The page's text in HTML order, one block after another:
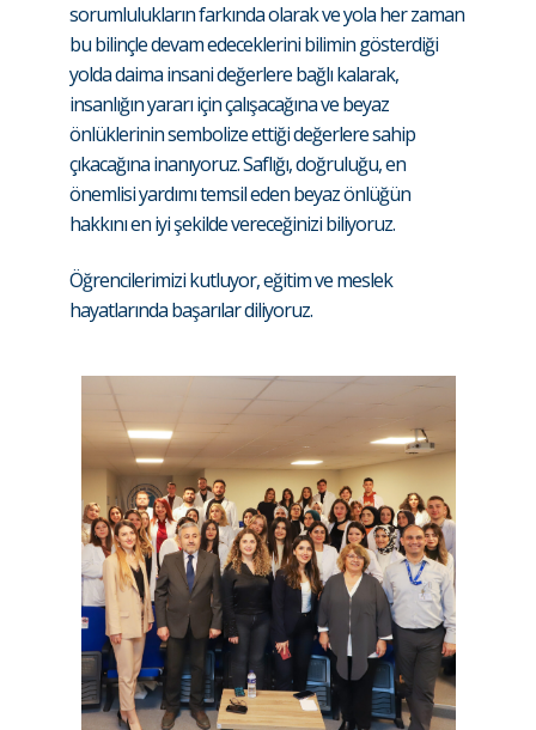
sorumlulukların farkında olarak ve yola her zaman
bu bilinçle devam edeceklerini bilimin gösterdiği
yolda daima insani değerlere bağlı kalarak,
insanlığın yararı için çalışacağına ve beyaz
önlüklerinin sembolize ettiği değerlere sahip
çıkacağına inanıyoruz. Saflığı, doğruluğu, en
önemlisi yardımı temsil eden beyaz önlüğün
hakkını en iyi şekilde vereceğinizi biliyoruz.
Öğrencilerimizi kutluyor, eğitim ve meslek
hayatlarında başarılar diliyoruz.